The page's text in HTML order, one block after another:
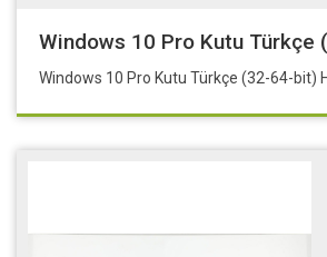
Windows 10 Pro Kutu Türkçe
Windows 10 Pro Kutu Türkçe (32-64-bit)